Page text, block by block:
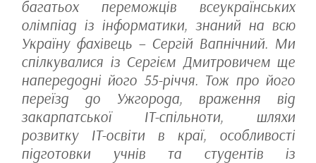
багатьох переможців всеукраїнських
олімпіад із інформатики, знаний на всю
Україну фахівець – Сергій Вапнічний. Ми
спілкувалися із Сергієм Дмитровичем ще
напередодні його 55-річчя. Тож про його
переїзд до Ужгорода, враження від
закарпатської IT-спільноти, шляхи
розвитку IT-освіти в краї, особливості
підготовки учнів та студентів із